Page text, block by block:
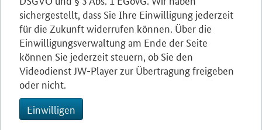
sichergestellt, dass Sie Ihre Einwilligung jederzeit
für die Zukunft widerrufen können. Über die
Einwilligungsverwaltung am Ende der Seite
können Sie jederzeit steuern, ob Sie den
Videodienst JW-Player zur Übertragung freigeben
oder nicht.
Einwilligen